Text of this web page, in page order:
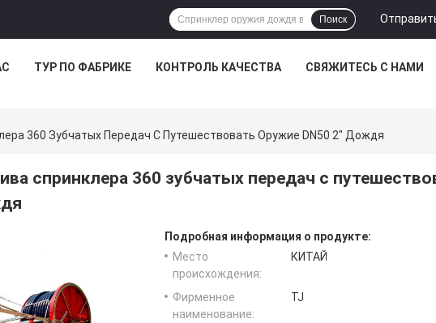
Поиск
ТУР ПО ФАБРИКЕ КОНТРОЛЬ КАЧЕСТВА СВЯЖИТЕСЬ С НАМИ
360 Зубчатых Передач С Путешествовать Оружие DN50 2" Дождя
спринклера 360 зубчатых передач с
Подробная информация о продукте:
Место
происхождения:
КИТАЙ
Фирменное
наименование:
TJ